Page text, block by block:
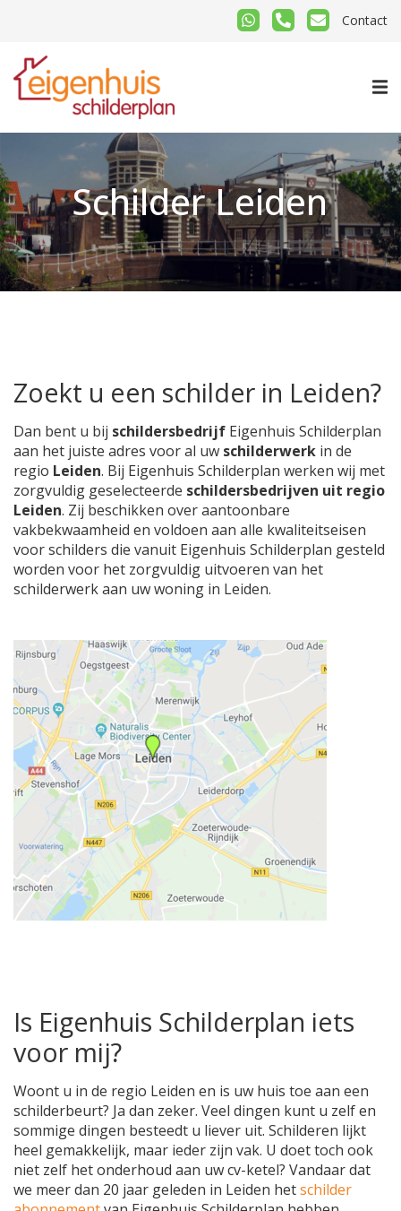
Contact
Schilder Leiden
Zoekt u een schilder in Leiden?
Dan bent u bij schildersbedrijf Eigenhuis Schilderplan
aan het juiste adres voor al uw schilderwerk in de
regio Leiden. Bij Eigenhuis Schilderplan werken wij met
zorgvuldig geselecteerde schildersbedrijven uit regio
Leiden. Zij beschikken over aantoonbare
vakbekwaamheid en voldoen aan alle kwaliteitseisen
voor schilders die vanuit Eigenhuis Schilderplan gesteld
worden voor het zorgvuldig uitvoeren van het
schilderwerk aan uw woning in Leiden.
Is Eigenhuis Schilderplan iets
voor mij?
Woont u in de regio Leiden en is uw huis toe aan een
schilderbeurt? Ja dan zeker. Veel dingen kunt u zelf en
sommige dingen besteedt u liever uit. Schilderen lijkt
heel gemakkelijk, maar ieder zijn vak. U doet toch ook
niet zelf het onderhoud aan uw cv-ketel? Vandaar dat
we meer dan 20 jaar geleden in Leiden hetschilder